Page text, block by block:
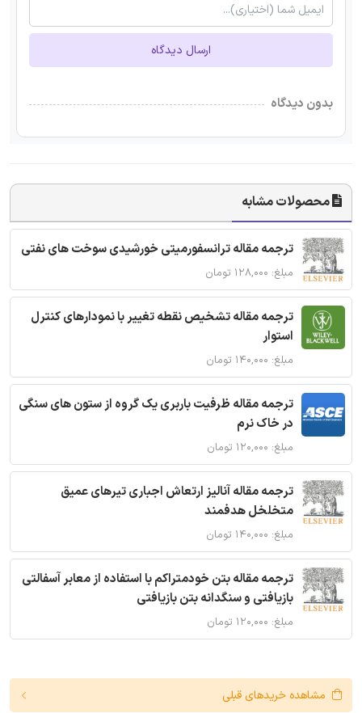
ارسال دیدگاه
بدون دیدگاه
محصولات مشابه
ترجمه مقاله ترانسفورمیتی خورشیدی سوخت های نفتی
مبلغ: ۱۲۸,۰۰۰ تومان
ترجمه مقاله تشخیص نقطه تغییر با نمودارهای کنترل
استوار
مبلغ: ۱۴۰,۰۰۰ تومان
ترجمه مقاله ظرفیت باربری یک گروه از ستون های سنگی
در خاک نرم
مبلغ: ۱۲۰,۰۰۰ تومان
ترجمه مقاله آنالیز ارتعاش اجباری تیرهای عمیق
متخلخل هدفمند
مبلغ: ۱۴۰,۰۰۰ تومان
ترجمه مقاله بتن خودمتراکم با استفاده از معابر آسفالتی
بازیافتی و سنگدانه بتن بازیافتی
مبلغ: ۱۲۰,۰۰۰ تومان
مشاهده خریدهای قبلی